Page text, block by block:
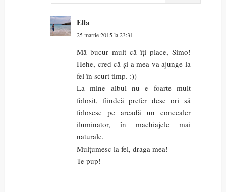
Ella
25 martie 2015 la 23:31
Mă bucur mult că îți place, Simo!
Hehe, cred că și a mea va ajunge la
fel în scurt timp. :))
La mine albul nu e foarte mult
folosit, fiindcă prefer dese ori să
folosesc pe arcadă un concealer
iluminator, în machiajele mai
naturale.
Mulțumesc la fel, draga mea!
Te pup!